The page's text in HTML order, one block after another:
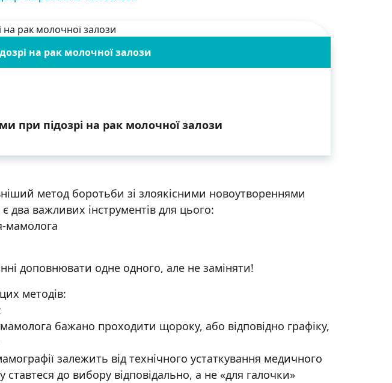
на рак молочної залози
при підозрі на рак молочної залози
метод боротьби зі злоякісними новоутвореннями
два важливих інструментів для цього:
мамолога
доповнювати одне одного, але не заміняти!
методів:
бажано проходити щороку, або відповідно графіку,
залежить від технічного устаткування медичного
ставтеся до вибору відповідально, а не «для галочки»